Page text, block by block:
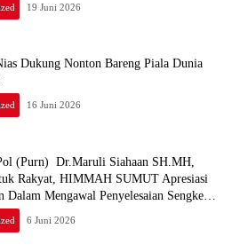
19 Juni 2026
Dukung Nonton Bareng Piala Dunia
16 Juni 2026
(Purn) Dr.Maruli Siahaan SH.MH,
Rakyat, HIMMAH SUMUT Apresiasi
Dalam Mengawal Penyelesaian Sengketa
Halaban Labuhan Batu
6 Juni 2026